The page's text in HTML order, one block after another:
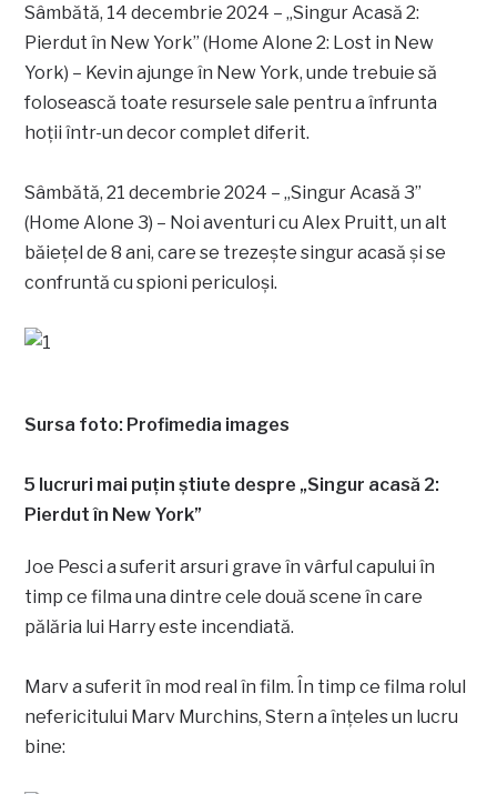
Sâmbătă, 14 decembrie 2024 – „Singur Acasă 2:
Pierdut în New York” (Home Alone 2: Lost in New
York) – Kevin ajunge în New York, unde trebuie să
folosească toate resursele sale pentru a înfrunta
hoții într-un decor complet diferit.
Sâmbătă, 21 decembrie 2024 – „Singur Acasă 3”
(Home Alone 3) – Noi aventuri cu Alex Pruitt, un alt
băiețel de 8 ani, care se trezește singur acasă și se
confruntă cu spioni periculoși.
Sursa foto: Profimedia images
5 lucruri mai puțin știute despre „Singur acasă 2:
Pierdut în New York”
Joe Pesci a suferit arsuri grave în vârful capului în
timp ce filma una dintre cele două scene în care
pălăria lui Harry este incendiată.
Marv a suferit în mod real în film. În timp ce filma rolul
nefericitului Marv Murchins, Stern a înțeles un lucru
bine: